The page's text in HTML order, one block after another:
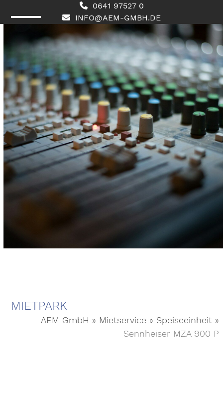
0641 97527 0
INFO@AEM-GMBH.DE
mobile
menu
mobile
menu
MIETPARK
AEM GmbH » Mietservice » Speiseeinheit »
Sennheiser MZA 900 P